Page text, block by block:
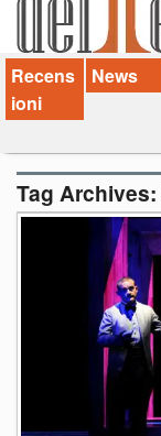
Palazzi consiglia
Video
Chi siamo
Contatti
dT in English
Recens
ioni
News
Tag Archives: